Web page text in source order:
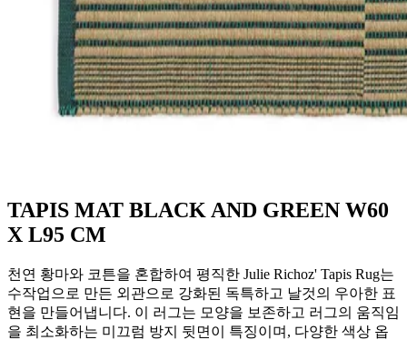
TAPIS MAT BLACK AND GREEN W60
X L95 CM
천연 황마와 코튼을 혼합하여 평직한 Julie Richoz' Tapis Rug는
수작업으로 만든 외관으로 강화된 독특하고 날것의 우아한 표
현을 만들어냅니다. 이 러그는 모양을 보존하고 러그의 움직임
을 최소화하는 미끄럼 방지 뒷면이 특징이며, 다양한 색상 옵